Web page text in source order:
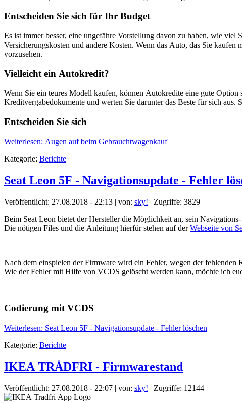
Entscheiden Sie sich für Ihr Budget
Es ist immer besser, eine ungefähre Vorstellung davon zu haben, wie
Versicherungskosten und andere Kosten. Wenn das Auto, das Sie
vorzusehen.
Vielleicht ein Autokredit?
Wenn Sie ein teures Modell kaufen, können Autokredite eine gute
Kreditvergabedokumente und werten Sie darunter das Beste für sich aus.
Entscheiden Sie sich
Weiterlesen: Augen auf beim Gebrauchtwagenkauf
Kategorie: Berichte
Seat Leon 5F - Navigationsupdate - Fehler
Veröffentlicht: 27.08.2018 - 22:13 | von: sky! | Zugriffe: 3829
Beim Seat Leon bietet der Hersteller die Möglichkeit an, sein
Die nötigen Files und die Anleitung hierfür stehen auf derWebseite von
Nach dem einspielen der Firmware wird ein Fehler, wegen der fehlenden
Wie der Fehler mit Hilfe von VCDS gelöscht werden kann, möchte ich
Codierung mit VCDS
Weiterlesen: Seat Leon 5F - Navigationsupdate - Fehler löschen
Kategorie: Berichte
IKEA TRÅDFRI - Firmwarestand
Veröffentlicht: 27.08.2018 - 22:07 | von: sky! | Zugriffe: 12144